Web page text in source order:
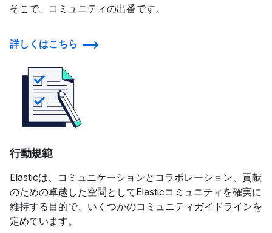
そこで、コミュニティの出番です。
詳しくはこちら
行動規範
Elasticは、コミュニケーションとコラボレーション、貢献
のための卓越した空間としてElasticコミュニティを確実に
維持する目的で、いくつかのコミュニティガイドラインを
定めています。